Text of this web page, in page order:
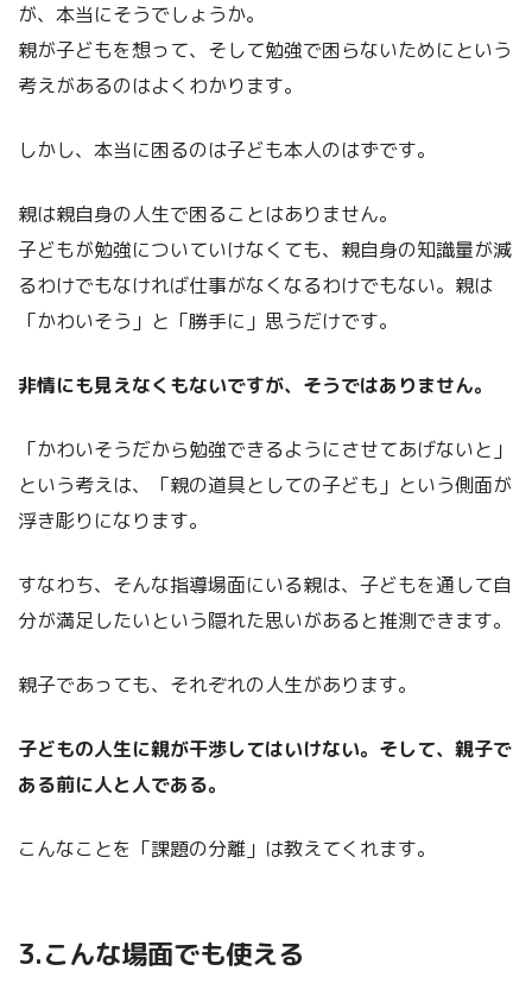
が、本当にそうでしょうか。
親が子どもを想って、そして勉強で困らないためにという
考えがあるのはよくわかります。
しかし、本当に困るのは子ども本人のはずです。
親は親自身の人生で困ることはありません。
子どもが勉強についていけなくても、親自身の知識量が減
るわけでもなければ仕事がなくなるわけでもない。親は
「かわいそう」と「勝手に」思うだけです。
非情にも見えなくもないですが、そうではありません。
「かわいそうだから勉強できるようにさせてあげないと」
という考えは、「親の道具としての子ども」という側面が
浮き彫りになります。
すなわち、そんな指導場面にいる親は、子どもを通して自
分が満足したいという隠れた思いがあると推測できます。
親子であっても、それぞれの人生があります。
子どもの人生に親が干渉してはいけない。そして、親子で
ある前に人と人である。
こんなことを「課題の分離」は教えてくれます。
3.こんな場面でも使える